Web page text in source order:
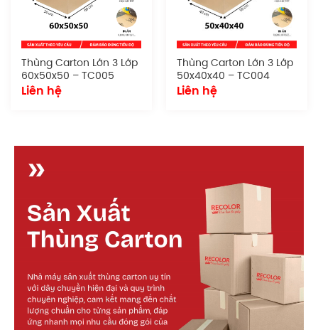
Chất liệu giấy:Sử dụng giấy carton chất
lượng tốt
Số lớp:7
Loại sóng:
Quy cách in ấn:
nghiệp, hướng dẫn xử lý, mã vạch hoặc tem
nhãn. Phù hợp cho cả in flexo lẫn offset.
Cấu tạothùng carton lớn 7 lớp 60x60x60
Cấu tạo bên ngoài
Lớp giấy mặt ngoài được lựa chọn kỹ lưỡng,
đảm bảo độ dày, độ bền và khả năng chịu tác
động cơ học.
Thùng Carton Lớn 3 Lớp
60x50x50 – TC005
Liên hệ
Thùng Carton Lớn 3 Lớp
50x40x40 – TC004
Liên hệ